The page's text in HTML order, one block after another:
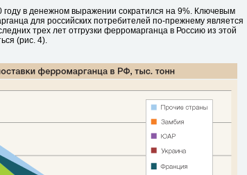
в денежном выражении сократился на 9%. Ключевым
для российских потребителей по-прежнему является
трех лет отгрузки ферромарганца в Россию из этой
(рис. 4).